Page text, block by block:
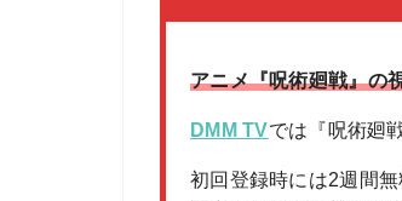
アニメ『呪術廻戦』の
DMM TVでは『呪術廻
初回登録時には2週間